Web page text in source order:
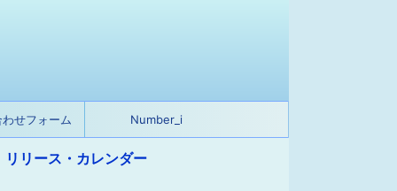
せフォーム Number_i
リリース・カレンダー